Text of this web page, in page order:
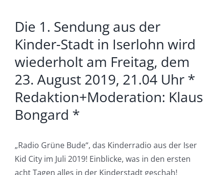
grösseres
Bild
Die 1. Sendung aus der
Kinder-Stadt in Iserlohn wird
wiederholt am Freitag, dem
23. August 2019, 21.04 Uhr *
Redaktion+Moderation: Klaus
Bongard *
„Radio Grüne Bude“, das Kinderradio aus der Iser
Kid City im Juli 2019! Einblicke, was in den ersten
acht Tagen alles in der Kinderstadt geschah!